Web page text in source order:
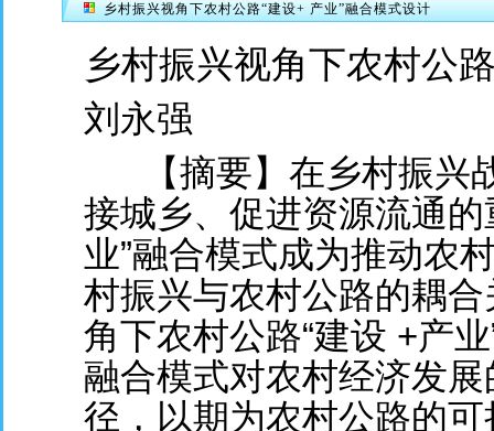
乡村振兴视角下农村公路“建设+ 产业”融合模式设计
乡村振兴视角下农村公
刘永强
【摘要】在乡村振兴
接城乡、促进资源流通
业”融合模式成为推动农
村振兴与农村公路的耦
角下农村公路“建设 +产
融合模式对农村经济发
径，以期为农村公路的